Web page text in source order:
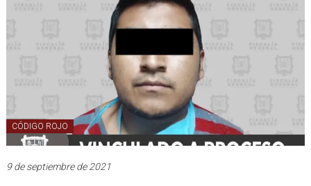
CÓDIGO ROJO
9 de septiembre de 2021